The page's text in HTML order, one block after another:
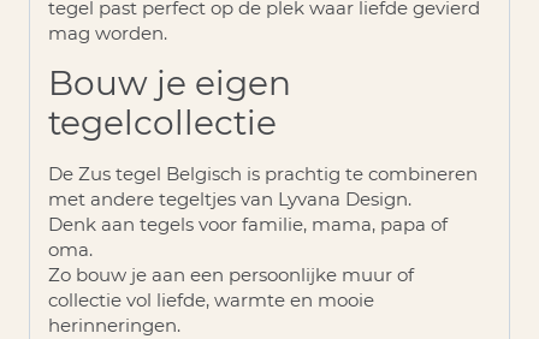
tegel past perfect op de plek waar liefde gevierd
mag worden.
Bouw je eigen
tegelcollectie
De Zus tegel Belgisch is prachtig te combineren
met andere tegeltjes van Lyvana Design.
Denk aan tegels voor familie, mama, papa of
oma.
Zo bouw je aan een persoonlijke muur of
collectie vol liefde, warmte en mooie
herinneringen.